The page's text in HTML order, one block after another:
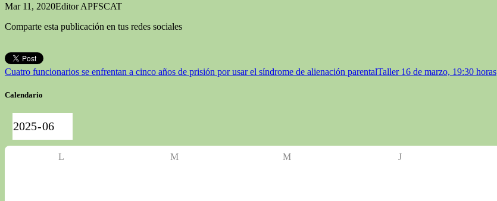
Mar 11, 2020Editor APFSCAT
Comparte esta publicación en tus redes sociales
Cuatro funcionarios se enfrentan a cinco años de prisión por usar el síndrome de alienación parentalTaller 16 de marzo, 19:30 horas
Calendario
L M M J